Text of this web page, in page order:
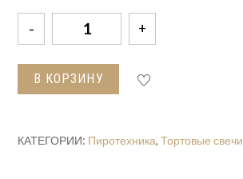
Количество
товара
Тортовая
свеча
В КОРЗИНУ
КАТЕГОРИИ: Пиротехника,Тортовые свечи